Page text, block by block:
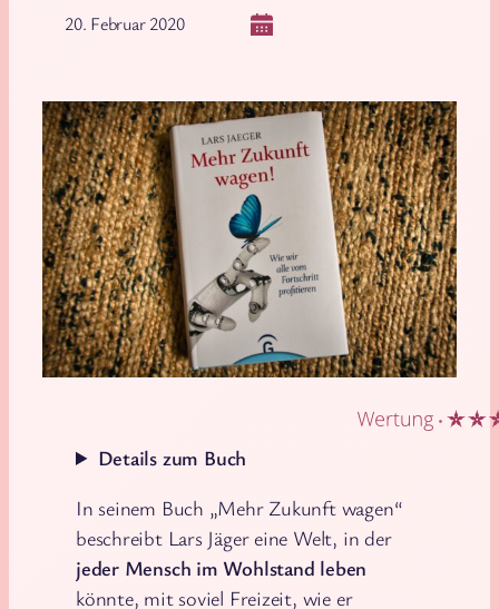
20. Februar 2020
Details zum Buch
In seinem Buch „Mehr Zukunft wagen“
beschreibt Lars Jäger eine Welt, in der
jeder Mensch im Wohlstand leben
könnte, mit soviel Freizeit, wie er